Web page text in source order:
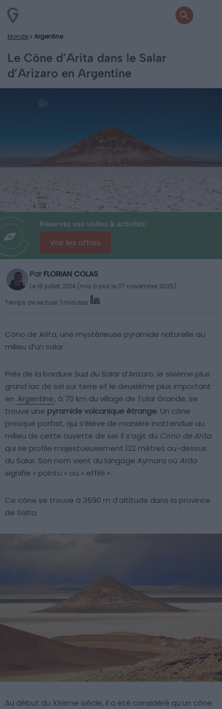
Monde Argentine
Le Cône d’Arita dans le Salar
d’Arizaro en Argentine
Réservez vos visites & activités:
Voir les offres
Par FLORIAN COLAS
Le 16 juillet, 2014 (mis à jour le 07 novembre 2025)
Temps de lecture: 1 minutes
Cono de Arita, une mystérieuse pyramide naturelle au
milieu d’un salar
Près de la bordure Sud du Salar d’Arizaro, le sixième plus
grand lac de sel sur terre et le deuxième plus important
en Argentine, à 70 km du village de Tolar Grande, se
trouve une pyramide volcanique étrange. Un cône
presque parfait, qui s’élève de manière inattendue au
milieu de cette cuvette de sel. Il s’agit du Cono de Arita
qui se profile majestueusement 122 mètres au-dessus
du Salar. Son nom vient du langage Aymara où Arita
signifie « pointu » ou « effilé ».
Ce cône se trouve à 3590 m d’altitude dans la province
de Salta.
Au début du XXème siècle, il a été considéré qu’un cône